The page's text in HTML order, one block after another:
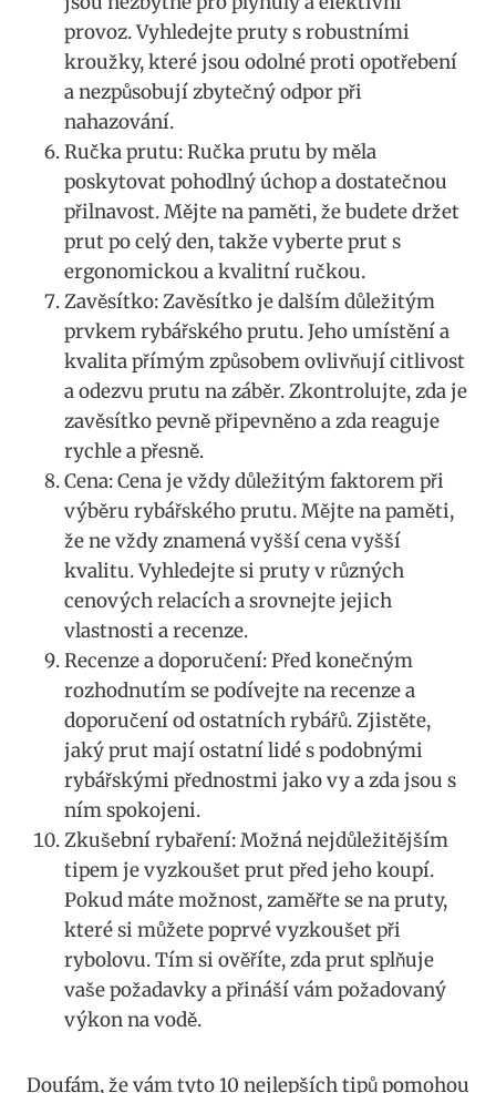
provoz.⁣ Vyhledejte pruty s robustními
kroužky, ‍které jsou odolné⁤ proti opotřebení
a ⁢nezpůsobují zbytečný ‍odpor při
nahazování.
Ručka prutu: Ručka prutu by měla
poskytovat ⁢pohodlný úchop a dostatečnou
přilnavost. Mějte na paměti, že ​budete ​držet
‍prut po celý den,‌ takže⁣ vyberte ‌prut s
ergonomickou a kvalitní ručkou.
Zavěsítko: Zavěsítko je dalším důležitým
prvkem rybářského prutu. Jeho‌ umístění a
⁤kvalita přímým způsobem⁣ ovlivňují citlivost
a ‍odezvu prutu na záběr. ​Zkontrolujte,⁢ zda je
zavěsítko⁤ pevně ‌připevněno a zda reaguje‌
rychle a přesně.
Cena: ‌Cena ⁢je vždy důležitým faktorem při
výběru rybářského ⁣prutu. Mějte‍ na paměti,
že​ ne ‍vždy ​znamená vyšší cena vyšší
kvalitu. Vyhledejte si pruty v‌ různých
⁢cenových ⁣relacích⁢ a srovnejte jejich
vlastnosti a⁣ recenze.
Recenze a doporučení: Před konečným ​
rozhodnutím se ‍podívejte ⁢na recenze a ​
doporučení⁢ od ostatních ‍rybářů. ⁤Zjistěte,
jaký prut⁣ mají ostatní ⁣lidé s podobnými
⁢rybářskými přednostmi jako‌ vy​ a zda jsou s
ním spokojeni.
Zkušební rybaření:⁢ Možná nejdůležitějším
tipem je ‌vyzkoušet prut před ⁤jeho ⁣koupí.
Pokud‍ máte možnost, ​zaměřte se ⁣na pruty,
⁣které si můžete poprvé vyzkoušet při
rybolovu. Tím​ si‌ ověříte, zda prut⁢ splňuje
vaše požadavky a⁢ přináší vám⁣ požadovaný
výkon na vodě.
Doufám, že ⁢vám tyto 10 nejlepších⁢ tipů‌ pomohou